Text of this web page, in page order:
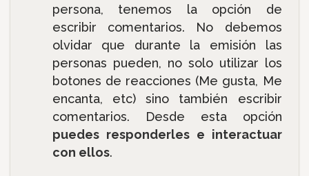
persona, tenemos la opción de
escribir comentarios. No debemos
olvidar que durante la emisión las
personas pueden, no solo utilizar los
botones de reacciones (Me gusta, Me
encanta, etc) sino también escribir
comentarios. Desde esta opción
puedes responderles e interactuar
con ellos.